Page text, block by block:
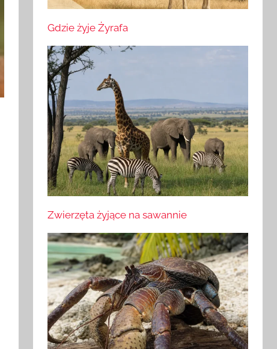
Gdzie żyje Żyrafa
Zwierzęta żyjące na sawannie